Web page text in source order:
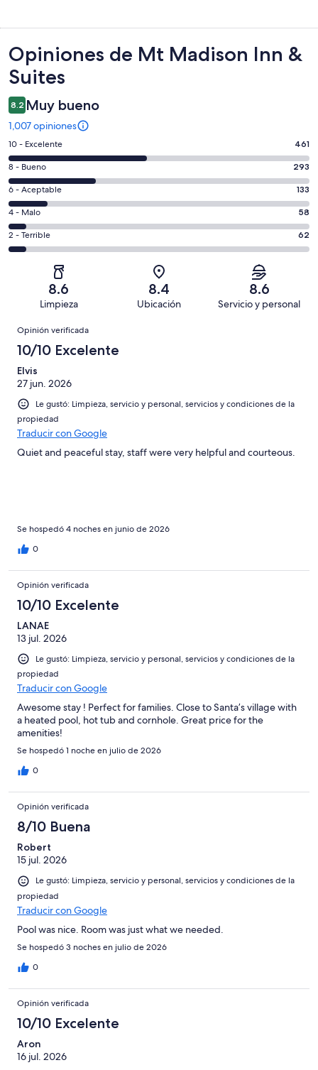
Opiniones
Opiniones de Mt Madison Inn &
Suites
8.2 Muy bueno
1,007 opiniones
Puntuación
de
10,
es
decir,
Excelente.
Basada
en
opiniones
10 - Excelente 461
Puntuación
de
8,
es
decir,
Bueno.
opiniones
8 - Bueno 293
Puntuación
de
6,
es
decir,
Aceptable.
de
1007
opiniones
6 - Aceptable 133
Puntuación
de
4,
Basada
58
de
opiniones
4 - Malo 58
Puntuación
de
Terrible.
Basada
62
de
1007
opiniones
2 - Terrible 62
8.6
Limpieza
8.4
Ubicación
8.6
Servicio y personal
Opiniones
Opinión verificada
10/10 Excelente
Elvis
27 jun. 2026
Le gustó: Limpieza, servicio y personal, servicios y condiciones de la
propiedad
Traducir con Google
Quiet and peaceful stay, staff were very helpful and courteous.
Se hospedó 4 noches en junio de 2026
0
Opinión verificada
10/10 Excelente
LANAE
13 jul. 2026
Le gustó: Limpieza, servicio y personal, servicios y condiciones de la
propiedad
Traducir con Google
Awesome stay ! Perfect for families. Close to Santa’s village with
a heated pool, hot tub and cornhole. Great price for the
amenities!
Se hospedó 1 noche en julio de 2026
0
Opinión verificada
8/10 Buena
Robert
15 jul. 2026
Le gustó: Limpieza, servicio y personal, servicios y condiciones de la
propiedad
Traducir con Google
Pool was nice. Room was just what we needed.
Se hospedó 3 noches en julio de 2026
0
Opinión verificada
10/10 Excelente
Aron
16 jul. 2026